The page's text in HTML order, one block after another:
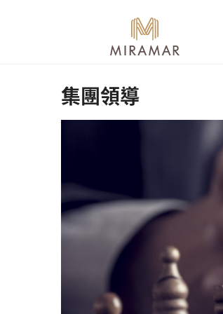
集團領導